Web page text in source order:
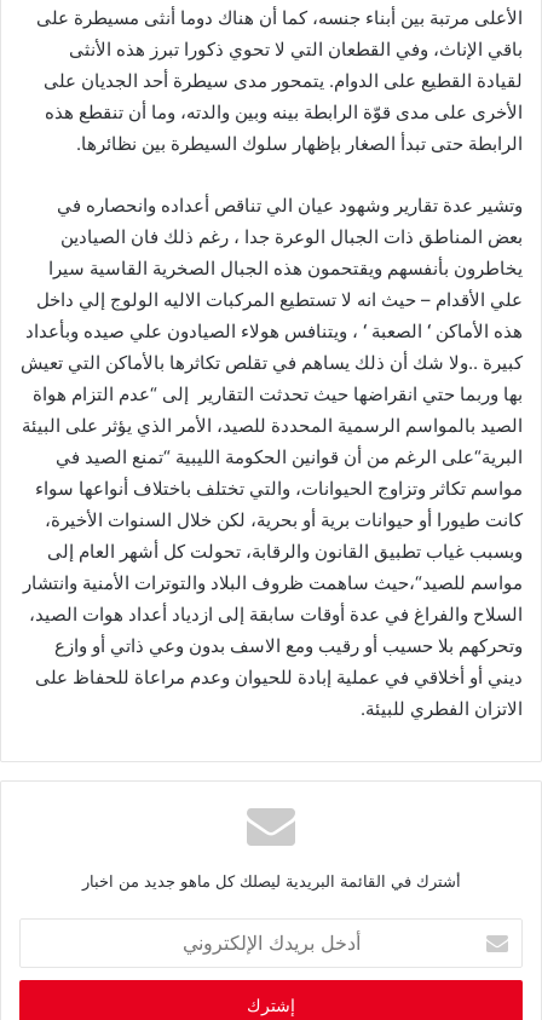
الأعلى مرتبة بين أبناء جنسه، كما أن هناك دوما أنثى مسيطرة على
باقي الإناث، وفي القطعان التي لا تحوي ذكورا تبرز هذه الأنثى
لقيادة القطيع على الدوام. يتمحور مدى سيطرة أحد الجديان على
الأخرى على مدى قوّة الرابطة بينه وبين والدته، وما أن تنقطع هذه
الرابطة حتى تبدأ الصغار بإظهار سلوك السيطرة بين نظائرها.
وتشير عدة تقارير وشهود عيان الي تناقص أعداده وانحصاره في
بعض المناطق ذات الجبال الوعرة جدا ، رغم ذلك فان الصيادين
يخاطرون بأنفسهم ويقتحمون هذه الجبال الصخرية القاسية سيرا
علي الأقدام – حيث انه لا تستطيع المركبات الاليه الولوج إلي داخل
هذه الأماكن ‘ الصعبة ‘ ، ويتنافس هولاء الصيادون علي صيده وبأعداد
كبيرة ..ولا شك أن ذلك يساهم في تقلص تكاثرها بالأماكن التي تعيش
بها وربما حتي انقراضها حيث تحدثت التقارير
إلى “عدم التزام هواة
الصيد بالمواسم الرسمية المحددة للصيد، الأمر الذي يؤثر على البيئة
البرية“على الرغم من أن قوانين الحكومة الليبية “تمنع الصيد في
مواسم تكاثر وتزاوج الحيوانات، والتي تختلف باختلاف أنواعها سواء
كانت طيورا أو حيوانات برية أو بحرية، لكن خلال السنوات الأخيرة،
وبسبب غياب تطبيق القانون والرقابة، تحولت كل أشهر العام إلى
مواسم للصيد“،حيث ساهمت ظروف البلاد والتوترات الأمنية وانتشار
السلاح والفراغ في عدة أوقات سابقة إلى ازدياد أعداد هوات الصيد،
وتحركهم بلا حسيب أو رقيب ومع الاسف بدون وعي ذاتي أو وازع
ديني أو أخلاقي في عملية إبادة للحيوان وعدم مراعاة للحفاظ على
الاتزان الفطري للبيئة.
أشترك في القائمة البريدية ليصلك كل ماهو جديد من اخبار
خ